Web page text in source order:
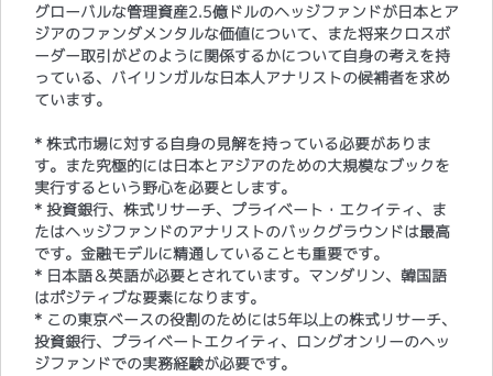
グローバルな管理資産2.5億ドルのヘッジファンドが日本とア
ジアのファンダメンタルな価値について、また将来クロスボ
ーダー取引がどのように関係するかについて自身の考えを持
っている、バイリンガルな日本人アナリストの候補者を求め
ています。
* 株式市場に対する自身の見解を持っている必要がありま
す。また究極的には日本とアジアのための大規模なブックを
実行するという野心を必要とします。
* 投資銀行、株式リサーチ、プライベート・エクイティ、ま
たはヘッジファンドのアナリストのバックグラウンドは最高
です。金融モデルに精通していることも重要です。
* 日本語＆英語が必要とされています。マンダリン、韓国語
はポジティブな要素になります。
​* この東京ベースの役割のためには5年以上の株式リサーチ、
投資銀行、プライベートエクイティ、ロングオンリーのヘッ
ジファンドでの実務経験が必要です。